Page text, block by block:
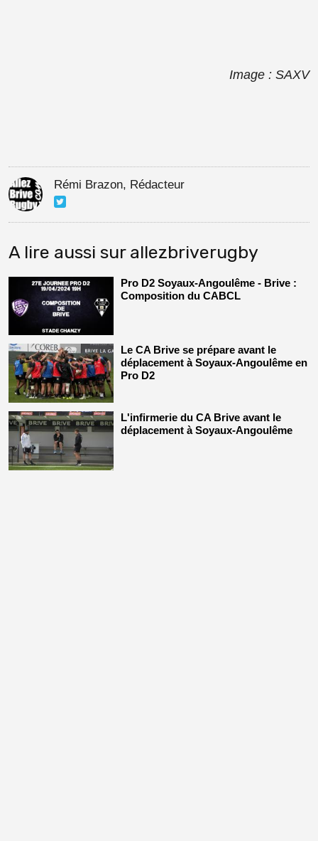
Image : SAXV
Rémi Brazon, Rédacteur
A lire aussi sur allezbriverugby
Pro D2 Soyaux-Angoulême - Brive :
Composition du CABCL
Le CA Brive se prépare avant le
déplacement à Soyaux-Angoulême en
Pro D2
L'infirmerie du CA Brive avant le
déplacement à Soyaux-Angoulême